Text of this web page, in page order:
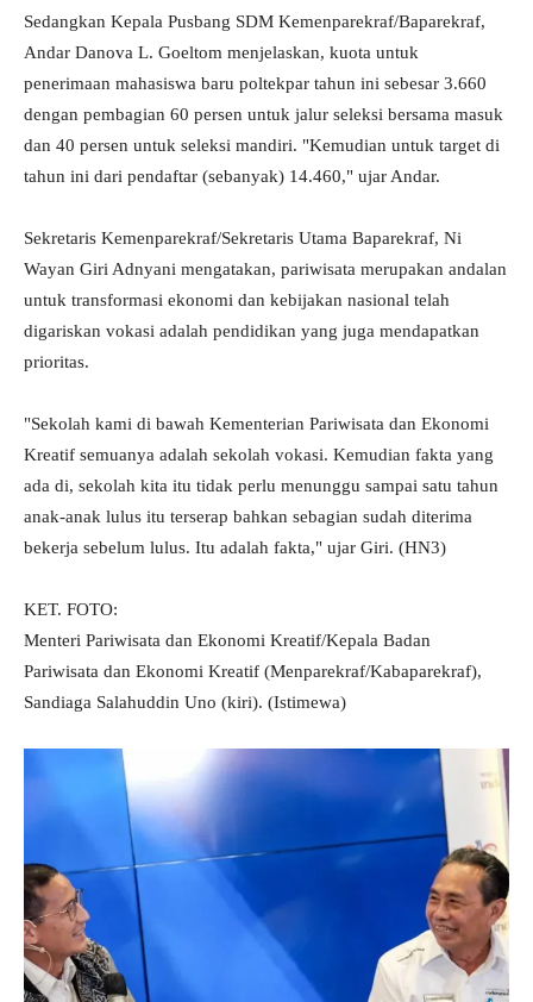
Sedangkan Kepala Pusbang SDM Kemenparekraf/Baparekraf,
Andar Danova L. Goeltom menjelaskan, kuota untuk
penerimaan mahasiswa baru poltekpar tahun ini sebesar 3.660
dengan pembagian 60 persen untuk jalur seleksi bersama masuk
dan 40 persen untuk seleksi mandiri. "Kemudian untuk target di
tahun ini dari pendaftar (sebanyak) 14.460," ujar Andar.
Sekretaris Kemenparekraf/Sekretaris Utama Baparekraf, Ni
Wayan Giri Adnyani mengatakan, pariwisata merupakan andalan
untuk transformasi ekonomi dan kebijakan nasional telah
digariskan vokasi adalah pendidikan yang juga mendapatkan
prioritas.
"Sekolah kami di bawah Kementerian Pariwisata dan Ekonomi
Kreatif semuanya adalah sekolah vokasi. Kemudian fakta yang
ada di, sekolah kita itu tidak perlu menunggu sampai satu tahun
anak-anak lulus itu terserap bahkan sebagian sudah diterima
bekerja sebelum lulus. Itu adalah fakta," ujar Giri. (HN3)
KET. FOTO:
Menteri Pariwisata dan Ekonomi Kreatif/Kepala Badan
Pariwisata dan Ekonomi Kreatif (Menparekraf/Kabaparekraf),
Sandiaga Salahuddin Uno (kiri). (Istimewa)